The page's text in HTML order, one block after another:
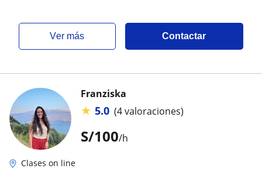
ver más Contactar
S/100/h
Franziska
★ 5.0 (4 valoraciones)
Clases on line